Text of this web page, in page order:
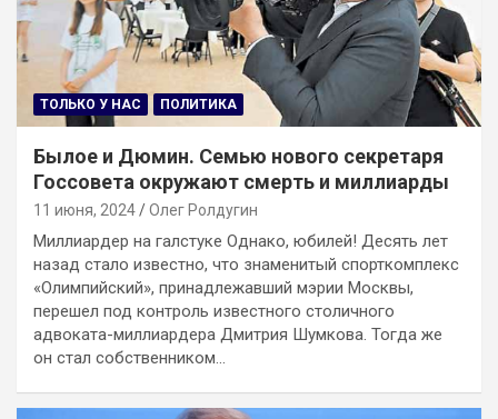
ТОЛЬКО У НАС ПОЛИТИКА
Былое и Дюмин. Семью нового секретаря
Госсовета окружают смерть и миллиарды
11 июня, 2024 Олег Ролдугин
Миллиардер на галстуке Однако, юбилей! Десять лет
назад стало известно, что знаменитый спорткомплекс
«Олимпийский», принадлежавший мэрии Москвы,
перешел под контроль известного столичного
адвоката-миллиардера Дмитрия Шумкова. Тогда же
он стал собственником…